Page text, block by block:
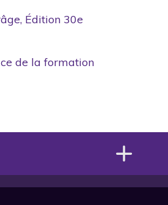
Édition 30e
de la formation